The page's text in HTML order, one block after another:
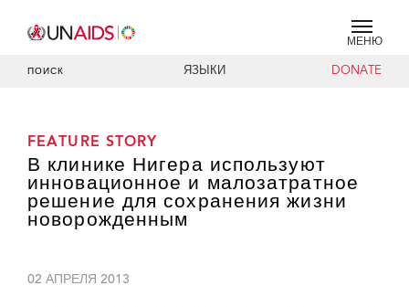
МЕНЮ
ПОИСК ЯЗЫКИ DONATE
FEATURE STORY
В клинике Нигера используют
инновационное и малозатратное
решение для сохранения жизни
новорожденным
02 АПРЕЛЯ 2013